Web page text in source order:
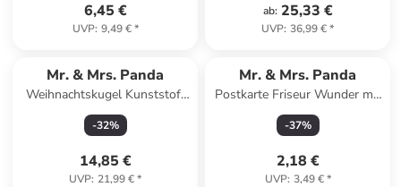
6,45 €
UVP: 9,49 €*
ab: 25,33 €
UVP: 36,99 €*
Mr. & Mrs. Panda
Weihnachtskugel Kunststoff
Pinguin Kokosnuss De... in
Weiß
-32%
14,85 €
UVP: 21,99 €*
Mr. & Mrs. Panda
Postkarte Friseur Wunder mit
Spruch in Weiß
-37%
2,18 €
UVP: 3,49 €*